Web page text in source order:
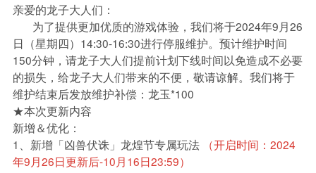
热门 新手 进阶 玩法
亲爱的龙子大人们：
为了提供更加优质的游戏体验，我们将于2024年9月26
日（星期四） 14:30-16:30进行停服维护。预计维护时间
150分钟，请龙子大人们提前计划下线时间以免造成不必要
的损失，给龙子大人们带来的不便，敬请谅解。我们将于
维护结束后发放维护补偿：龙玉*100
★本次更新内容
新增＆优化：
1、新增「凶兽伏诛」龙煌节专属玩法
（开启时间：2024
年9月26日更新后-10月16日23:59）